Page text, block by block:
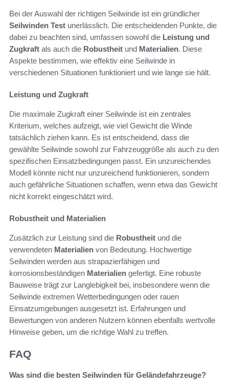
Bei der Auswahl der richtigen Seilwinde ist ein gründlicher
Seilwinden Test unerlässlich. Die entscheidenden Punkte, die
dabei zu beachten sind, umfassen sowohl die Leistung und
Zugkraft als auch die Robustheit und Materialien. Diese
Aspekte bestimmen, wie effektiv eine Seilwinde in
verschiedenen Situationen funktioniert und wie lange sie hält.
Leistung und Zugkraft
Die maximale Zugkraft einer Seilwinde ist ein zentrales
Kriterium, welches aufzeigt, wie viel Gewicht die Winde
tatsächlich ziehen kann. Es ist entscheidend, dass die
gewählte Seilwinde sowohl zur Fahrzeuggröße als auch zu den
spezifischen Einsatzbedingungen passt. Ein unzureichendes
Modell könnte nicht nur unzureichend funktionieren, sondern
auch gefährliche Situationen schaffen, wenn etwa das Gewicht
nicht korrekt eingeschätzt wird.
Robustheit und Materialien
Zusätzlich zur Leistung sind die Robustheit und die
verwendeten Materialien von Bedeutung. Hochwertige
Seilwinden werden aus strapazierfähigen und
korrosionsbeständigen Materialien gefertigt. Eine robuste
Bauweise trägt zur Langlebigkeit bei, insbesondere wenn die
Seilwinde extremen Wetterbedingungen oder rauen
Einsatzumgebungen ausgesetzt ist. Erfahrungen und
Bewertungen von anderen Nutzern können ebenfalls wertvolle
Hinweise geben, um die richtige Wahl zu treffen.
FAQ
Was sind die besten Seilwinden für Geländefahrzeuge?